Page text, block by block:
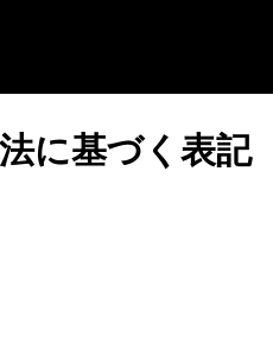
に基づく表記